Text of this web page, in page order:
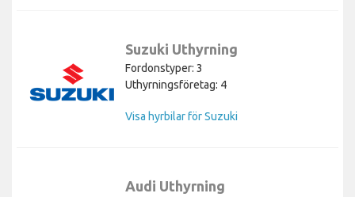
Suzuki Uthyrning
Fordonstyper: 3
Uthyrningsföretag: 4
Visa hyrbilar för Suzuki
Audi Uthyrning